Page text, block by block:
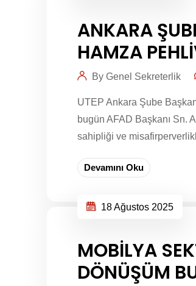
ANKARA
HAMZA
By Genel Sekreterlik
UTEP Ankara Şube
bugün AFAD Başkanı Sn.
sahipliği ve
Devamını Oku
18 Ağustos 2025
MOBİLYA
DÖNÜŞÜM